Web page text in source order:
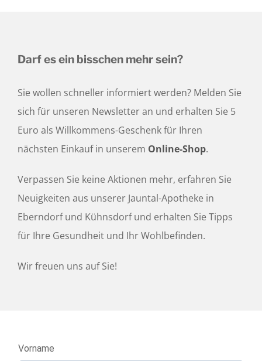
Darf es ein bisschen mehr sein?
Sie wollen schneller informiert werden? Melden Sie
sich für unseren Newsletter an und erhalten Sie 5
Euro als Willkommens-Geschenk für Ihren
nächsten Einkauf in unserem Online-Shop.
Verpassen Sie keine Aktionen mehr, erfahren Sie
Neuigkeiten aus unserer Jauntal-Apotheke in
Eberndorf und Kühnsdorf und erhalten Sie Tipps
für Ihre Gesundheit und Ihr Wohlbefinden.
Wir freuen uns auf Sie!
Vorname